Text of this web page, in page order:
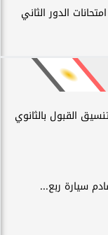
الدور الثاني
القبول بالثانوي